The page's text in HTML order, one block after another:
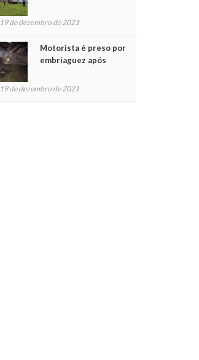
crianças no Natal
19 de dezembro de 2021
Motorista é preso por
embriaguez após
feridos
19 de dezembro de 2021